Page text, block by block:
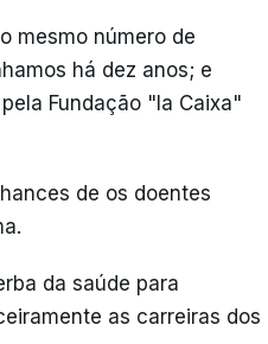
mesmo número de
há dez anos; e
Fundação "la Caixa"
de os doentes
da saúde para
as carreiras dos